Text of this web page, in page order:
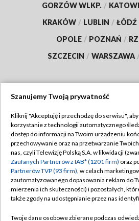
GORZÓW WLKP. /
KRAKÓW / LUBLIN / ŁÓDŹ
OPOLE / POZNAŃ /
SZCZECIN / WARSZAWA
TVP
Abonament TVP
Emisja w TVP
Centrum informacji TVP
Naziemna Telewizja Cyfrowa
Regulamin
Polityka
Moje zgody
Pomoc
Szanujemy Twoją prywatność
Kliknij "Akceptuję i przechodzę do serwisu",
korzystanie z technologii automatycznego
dostęp do informacji na Twoim urządzeniu
przechowywanie oraz na przetwarzanie
nas, czyli Telewizję Polską S.A. w likwidacji
Zaufanych Partnerów z IAB* (1201 firm) oraz
Partnerów TVP (93 firm), w celach
zautomatyzowanego dopasowania reklam do
mierzenia ich skuteczności) i pozostałych,
także zgody na udostępnianie przez nas
Twoje dane osobowe zbierane podczas